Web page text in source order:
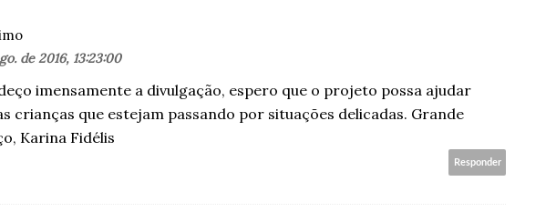
de 2016, 13:23:00
imensamente a divulgação, espero que o projeto possa ajudar
crianças que estejam passando por situações delicadas. Grande
Karina Fidélis
Responder